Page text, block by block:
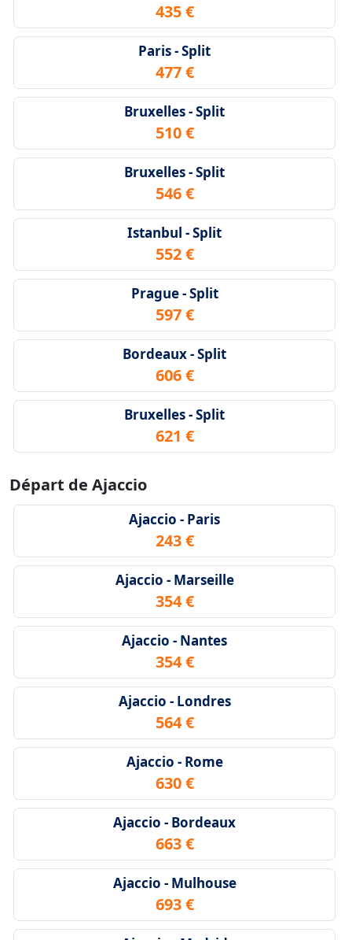
435 €
Paris - Split
477 €
Bruxelles - Split
510 €
Bruxelles - Split
546 €
Istanbul - Split
552 €
Prague - Split
597 €
Bordeaux - Split
606 €
Bruxelles - Split
621 €
Départ de Ajaccio
Ajaccio - Paris
243 €
Ajaccio - Marseille
354 €
Ajaccio - Nantes
354 €
Ajaccio - Londres
564 €
Ajaccio - Rome
630 €
Ajaccio - Bordeaux
663 €
Ajaccio - Mulhouse
693 €